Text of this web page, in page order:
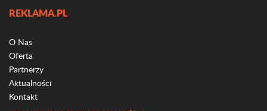
REKLAMA.PL
O Nas
Oferta
Partnerzy
Aktualności
Kontakt